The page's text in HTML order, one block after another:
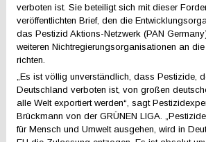
verboten ist. Sie beteiligt sich mit dieser
veröffentlichten Brief, den die
das Pestizid Aktions-Netzwerk (PAN
weiteren Nichtregierungsorganisationen an
richten.
„Es ist völlig unverständlich, dass Pestizide,
Deutschland verboten ist, von großen
alle Welt exportiert werden“, sagt
Brückmann von der GRÜNEN LIGA.
für Mensch und Umwelt ausgehen, wird in